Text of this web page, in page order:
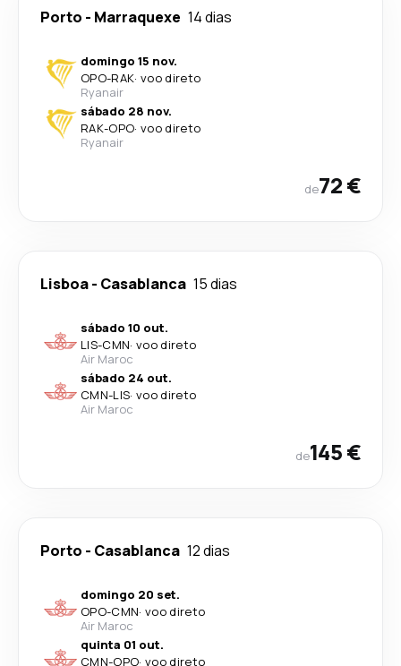
Porto - Marraquexe 14 dias
domingo 15 nov.
OPO-RAK· voo direto
Ryanair
sábado 28 nov.
RAK-OPO· voo direto
Ryanair
de72 €
Lisboa- Casablanca 15 dias
sábado 10 out.
LIS-CMN· voo direto
Air Maroc
sábado 24 out.
CMN-LIS· voo direto
Air Maroc
de145 €
Porto - Casablanca 12 dias
domingo 20 set.
OPO-CMN· voo direto
Air Maroc
quinta 01 out.
CMN-OPO· voo direto